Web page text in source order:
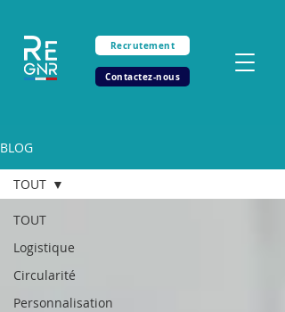
Recrutement
Contactez-nous
BLOG
TOUT
Logistique
Circularité
Personnalisation
TOUT